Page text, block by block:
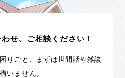
せ、ご相談ください！
りごと、まずは世間話や雑談
いません。